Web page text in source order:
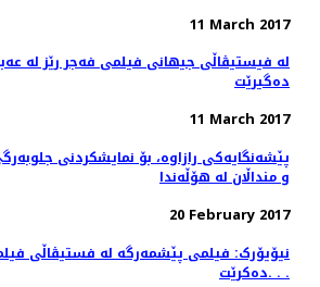
11 March 2017
لە فیستیڤاڵی جیهانی فیلمی فەجر رێز لە
دەگیرێت
11 March 2017
پێشەنگایەکی رازاوە، بۆ نمایشکردنی
و منداڵان لە هۆڵەندا
20 February 2017
نیۆیۆرک: فیلمی پێشمەرگە لە فستیڤاڵی
دەکرێت. . .